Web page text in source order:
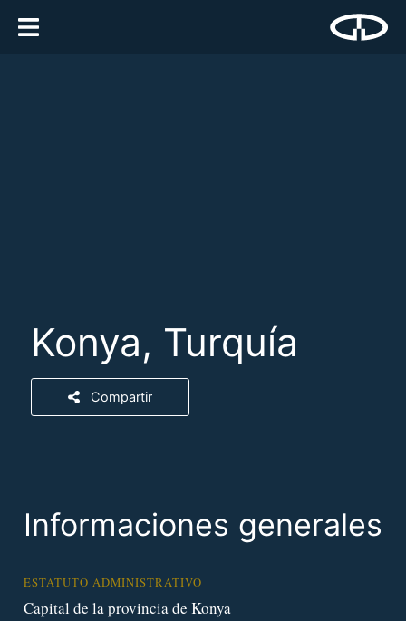
Konya, Turquía
Compartir
Informaciones generales
ESTATUTO ADMINISTRATIVO
Capital de la provincia de Konya